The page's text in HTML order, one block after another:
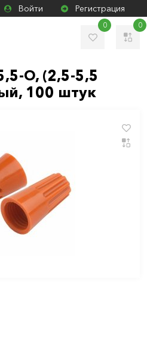
Войти Регистрация
0 0
O, (2,5-5,5
100 штук